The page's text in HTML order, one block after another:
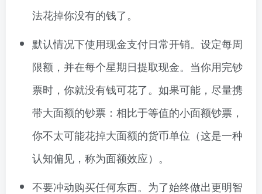
法花掉你没有的钱了。
默认情况下使用现金支付日常开销。设定每周
限额，并在每个星期日提取现金。当你用完钞
票时，你就没有钱可花了。如果可能，尽量携
带大面额的钞票：相比于等值的小面额钞票，
你不太可能花掉大面额的货币单位（这是一种
认知偏见，称为面额效应）。
不要冲动购买任何东西。为了始终做出更明智